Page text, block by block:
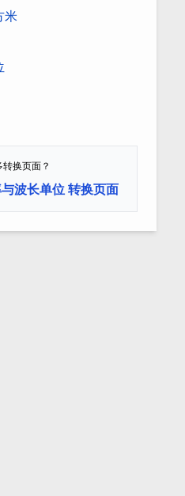
米
换页面？
波长单位 转换页面